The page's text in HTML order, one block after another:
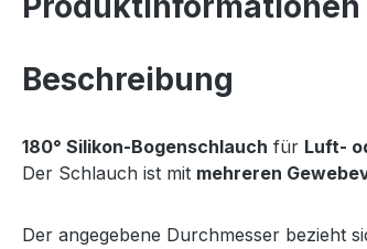
Beschreibung
180° Silikon-Bogenschlauch für Luft-
Der Schlauch ist mit mehreren
Der angegebene Durchmesser bezieht